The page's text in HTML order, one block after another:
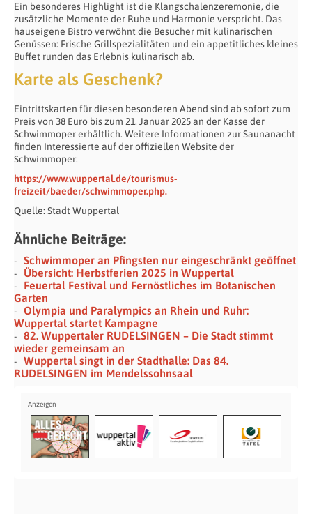
Ein besonderes Highlight ist die Klangschalenzeremonie, die
zusätzliche Momente der Ruhe und Harmonie verspricht. Das
hauseigene Bistro verwöhnt die Besucher mit kulinarischen
Genüssen: Frische Grillspezialitäten und ein appetitliches kleines
Buffet runden das Erlebnis kulinarisch ab.
Karte als Geschenk?
Eintrittskarten für diesen besonderen Abend sind ab sofort zum
Preis von 38 Euro bis zum 21. Januar 2025 an der Kasse der
Schwimmoper erhältlich. Weitere Informationen zur Saunanacht
finden Interessierte auf der offiziellen Website der
Schwimmoper:
https://www.wuppertal.de/tourismus-
freizeit/baeder/schwimmoper.php.
Quelle: Stadt Wuppertal
Ähnliche Beiträge:
Schwimmoper an Pfingsten nur eingeschränkt geöffnet
Übersicht: Herbstferien 2025 in Wuppertal
Feuertal Festival und Fernöstliches im Botanischen
Garten
Olympia und Paralympics an Rhein und Ruhr:
Wuppertal startet Kampagne
82. Wuppertaler RUDELSINGEN – Die Stadt stimmt
wieder gemeinsam an
Wuppertal singt in der Stadthalle: Das 84.
RUDELSINGEN im Mendelssohnsaal